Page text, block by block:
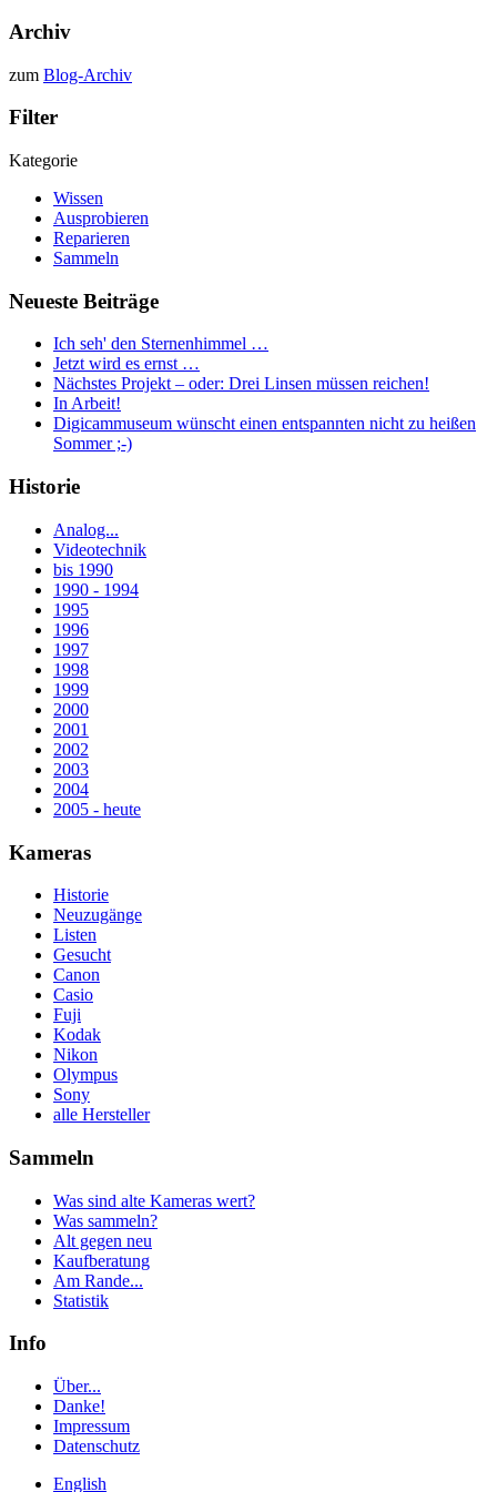
Archiv
zum Blog-Archiv
Filter
Kategorie
Wissen
Ausprobieren
Reparieren
Sammeln
Neueste Beiträge
Ich seh' den Sternenhimmel …
Jetzt wird es ernst …
Nächstes Projekt – oder: Drei Linsen müssen reichen!
In Arbeit!
Digicammuseum wünscht einen entspannten nicht zu heißen
Sommer ;-)
Historie
Analog...
Videotechnik
bis 1990
1990 - 1994
1995
1996
1997
1998
1999
2000
2001
2002
2003
2004
2005 - heute
Kameras
Historie
Neuzugänge
Listen
Gesucht
Canon
Casio
Fuji
Kodak
Nikon
Olympus
Sony
alle Hersteller
Sammeln
Was sind alte Kameras wert?
Was sammeln?
Alt gegen neu
Kaufberatung
Am Rande...
Statistik
Info
Über...
Danke!
Impressum
Datenschutz
English